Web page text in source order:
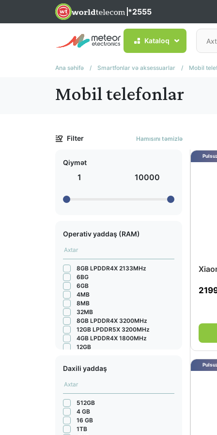
*2555
Kataloq
Ana səhifə / Smartfonlar və aksessuarlar / Mobil
Mobil telefonlar
Filter Hamısını təmizlə
Qiymət
1 10000
Operativ yaddaş (RAM)
8GB LPDDR4X 2133MHz
6BG
6GB
4MB
8MB
32MB
8GB LPDDR4X 3200MHz
12GB LPDDR5X 3200MHz
4GB LPDDR4X 1800MHz
12GB
16GB LPDDR5X
12GB LPDDR5X 5300MHz
4 GB LPDDR4X 1866 MHz
8 GB LPDDR4X 2133 MHz
8 GB LPDDR4X 1800MHz
4GB LPDDR4X 1866 MHz
8GB LPDDR5X
Daxili yaddaş
512GB
4 GB
16 GB
1TB